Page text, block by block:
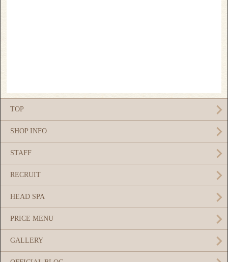
TOP
SHOP INFO
STAFF
RECRUIT
HEAD SPA
PRICE MENU
GALLERY